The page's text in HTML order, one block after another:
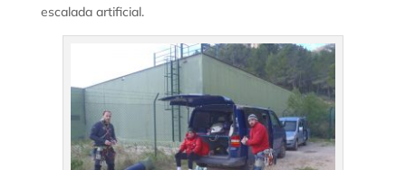
escalada artificial.